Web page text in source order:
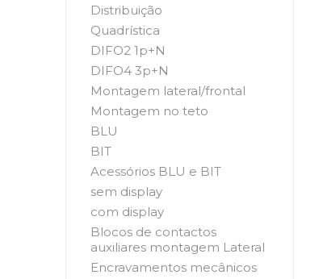
Distribuição
Quadrística
DIFO2 1p+N
DIFO4 3p+N
Montagem lateral/frontal
Montagem no teto
BLU
BIT
Acessórios BLU e BIT
sem display
com display
Blocos de contactos
auxiliares montagem Lateral
Encravamentos mecânicos